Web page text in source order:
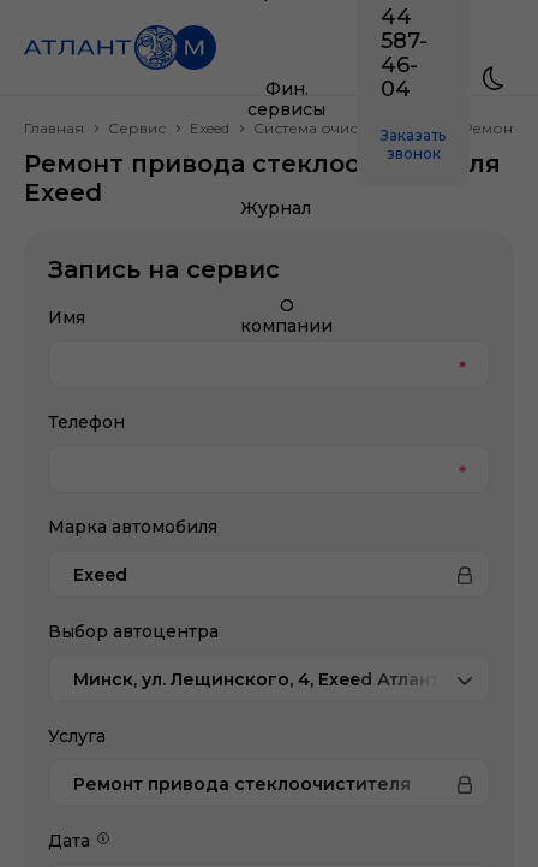
Фин.
сервисы
Журнал
О
компании
44
587-
46-
04
Заказать
звонок
Главная Сервис Exeed Система очистки стекол Ремонт
Ремонт привода стеклоочистителя
Exeed
Запись на сервис
Имя
Телефон
Марка автомобиля
Exeed
Выбор автоцентра
Минск, ул. Лещинского, 4, Exeed Атлант-М
Услуга
Ремонт привода стеклоочистителя
Дата